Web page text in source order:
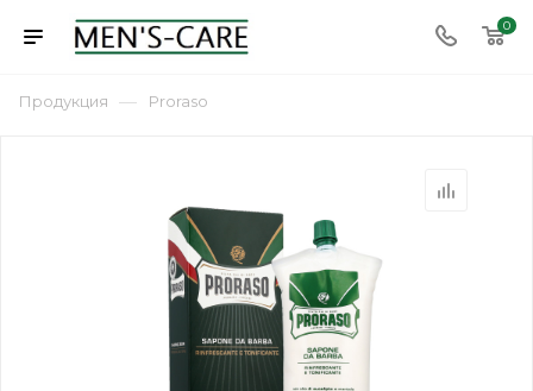
0
Продукция — Proraso